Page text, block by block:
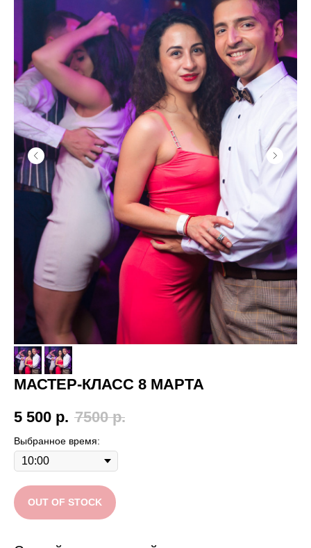
МАСТЕР-КЛАСС 8 МАРТА
5 500 р. 7500 р.
Выбранное время:
OUT OF STOCK